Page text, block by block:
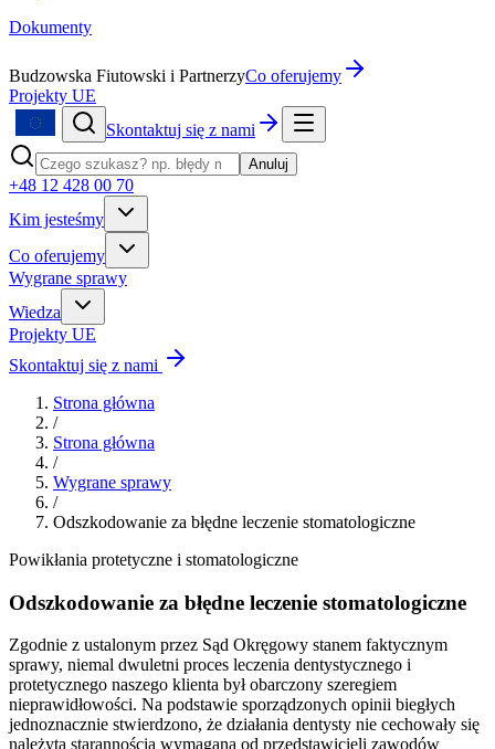
Dokumenty
Budzowska Fiutowski i PartnerzyCo oferujemy
Projekty UE
Skontaktuj się z nami
Anuluj
+48 12 428 00 70
Kim jesteśmy
Co oferujemy
Wygrane sprawy
Wiedza
Projekty UE
Skontaktuj się z nami
Strona główna
/
Strona główna
/
Wygrane sprawy
/
Odszkodowanie za błędne leczenie stomatologiczne
Powikłania protetyczne i stomatologiczne
Odszkodowanie za błędne leczenie stomatologiczne
Zgodnie z ustalonym przez Sąd Okręgowy stanem faktycznym
sprawy, niemal dwuletni proces leczenia dentystycznego i
protetycznego naszego klienta był obarczony szeregiem
nieprawidłowości. Na podstawie sporządzonych opinii biegłych
jednoznacznie stwierdzono, że działania dentysty nie cechowały się
należytą starannością wymaganą od przedstawicieli zawodów